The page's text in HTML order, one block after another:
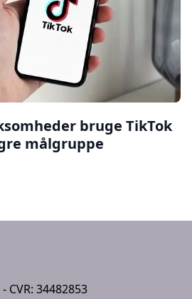
bruge TikTok
målgruppe
CVR: 34482853